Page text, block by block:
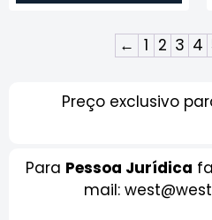
← 1 2 3 4
Preço exclusivo
Para Pessoa Jurídica
mail: